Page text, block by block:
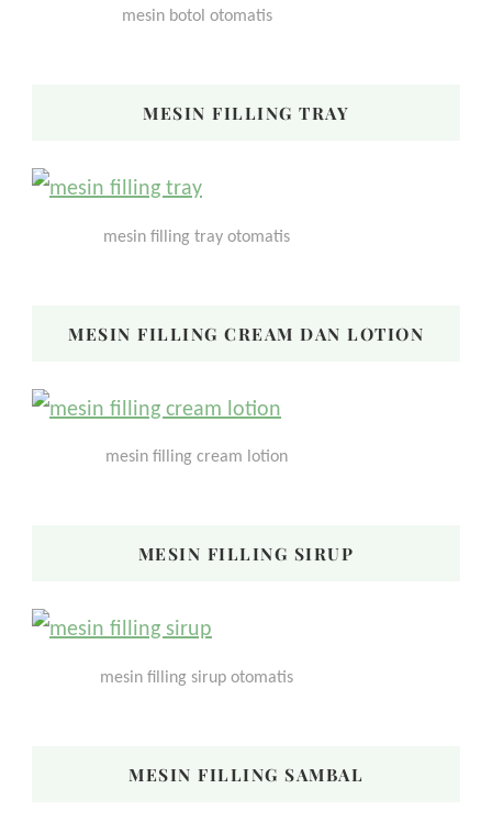
mesin botol otomatis
MESIN FILLING TRAY
mesin filling tray otomatis
MESIN FILLING CREAM DAN LOTION
mesin filling cream lotion
MESIN FILLING SIRUP
mesin filling sirup otomatis
MESIN FILLING SAMBAL